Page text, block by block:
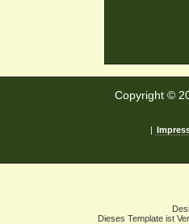
Copyright ©
|
Dieses Template ist